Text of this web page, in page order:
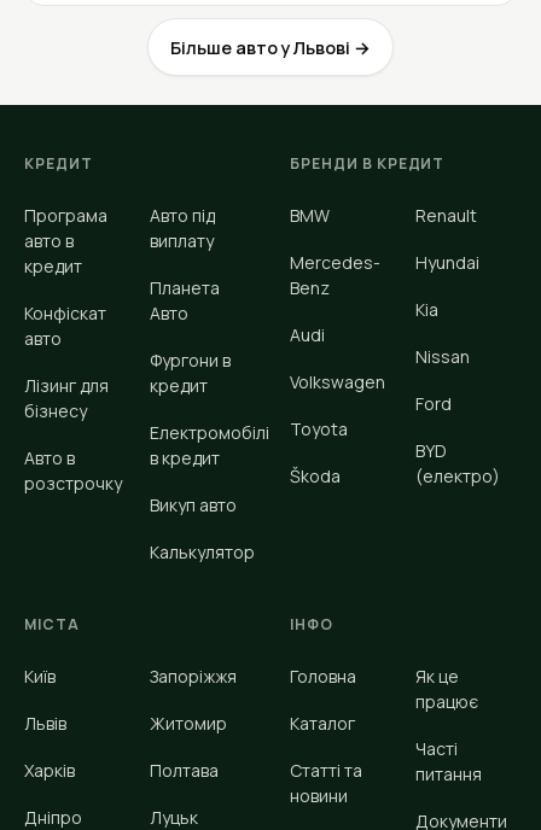
Більше авто у Львові →
КРЕДИТ
Програма
авто в
кредит
Конфіскат
авто
Лізинг для
бізнесу
Авто в
розстрочку
Авто під
виплату
Планета
Авто
Фургони в
кредит
Електромобілі
в кредит
Викуп авто
Калькулятор
БРЕНДИ В КРЕДИТ
BMW
Mercedes-
Benz
Audi
Volkswagen
Toyota
Škoda
Renault
Hyundai
Kia
Nissan
Ford
BYD
(електро)
МІСТА
Київ
Львів
Харків
Дніпро
Запоріжжя
Житомир
Полтава
Луцьк
ІНФО
Головна
Каталог
Статті та
новини
Як це
працює
Часті
питання
Документи